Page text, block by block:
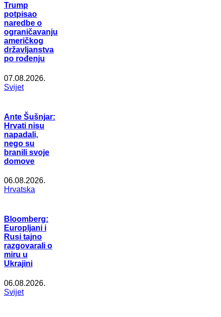
Trump
potpisao
naredbe o
ograničavanju
američkog
državljanstva
po rođenju
07.08.2026.
Svijet
Ante Šušnjar:
Hrvati nisu
napadali,
nego su
branili svoje
domove
06.08.2026.
Hrvatska
Bloomberg:
Europljani i
Rusi tajno
razgovarali o
miru u
Ukrajini
06.08.2026.
Svijet